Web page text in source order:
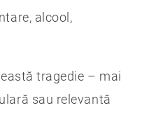
alcool,
tragedie – mai
sau relevantă